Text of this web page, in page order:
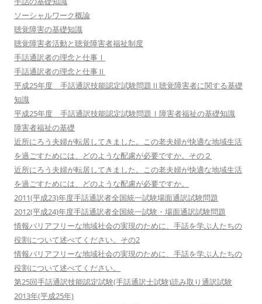
ソーシャルワーク概論
聴覚障害の基礎知識
聴覚障害者活動と聴覚障害者福祉制度
手話通訳者の理念と仕事Ⅰ
手話通訳者の理念と仕事Ⅱ
平成25年度 手話通訳技能認定試験問題Ⅱ聴覚障害者に関する基礎
知識
平成25年度 手話通訳技能認定試験問題Ⅰ障害者福祉の基礎知識
障害者福祉の基礎
近所にろう夫婦が転居してきました。この老夫婦が快適な地域生活
を過ごすためには、どのような配慮が必要ですか。その２
近所にろう夫婦が転居してきました。この老夫婦が快適な地域生活
を過ごすためには、どのような配慮が必要ですか。
2011(平成23)年度手話通訳者全国統一試験場面通訳試験問題
2012(平成24)年度手話通訳者全国統一試験・場面通訳試験問題
情報バリアフリーな地域社会の実現のために、手話を学ぶ人たちの
役割について述べてください。その2
情報バリアフリーな地域社会の実現のために、手話を学ぶ人たちの
役割について述べてください。
第25回手話通訳技能認定試験(手話通訳士試験)読み取り通訳試験
2013年(平成25年)